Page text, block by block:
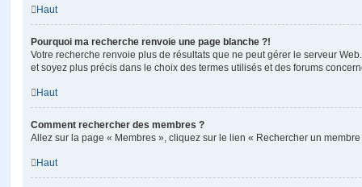
Haut
Pourquoi ma recherche renvoie une page blanche ?!
Votre recherche renvoie plus de résultats que ne peut gérer le serveur
et soyez plus précis dans le choix des termes utilisés et des forums
Haut
Comment rechercher des membres ?
Allez sur la page « Membres », cliquez sur le lien « Rechercher un membre
Haut